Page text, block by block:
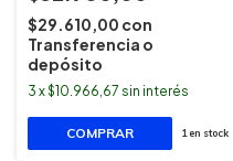
$29.610,00 con
Transferencia o
depósito
3 x$10.966,67 sin interés
1 en stock